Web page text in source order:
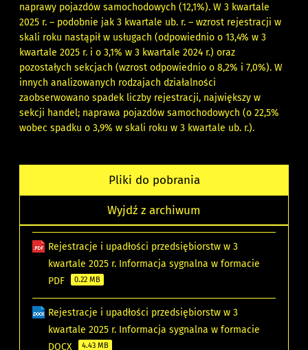
naprawy pojazdów samochodowych (12,1%). W 3 kwartale
2025 r. – podobnie jak 3 kwartale ub. r. – wzrost rejestracji w
skali roku nastąpił w usługach (odpowiednio o 13,4% w 3
kwartale 2025 r. i o 3,1% w 3 kwartale 2024 r.) oraz
pozostałych sekcjach (wzrost odpowiednio o 8,2% i 7,0%). W
innych analizowanych rodzajach działalności
zaobserwowano spadek liczby rejestracji, największy w
sekcji handel; naprawa pojazdów samochodowych (o 22,5%
wobec spadku o 3,9% w skali roku w 3 kwartale ub. r.).
Pliki do pobrania
Wyjdź z archiwum
Rejestracje i upadłości przedsiębiorstw w 3
kwartale 2025 r. Informacja sygnalna w formacie
PDF
0.22 MB
Rejestracje i upadłości przedsiębiorstw w 3
kwartale 2025 r. Informacja sygnalna w formacie
DOCX
4.43 MB